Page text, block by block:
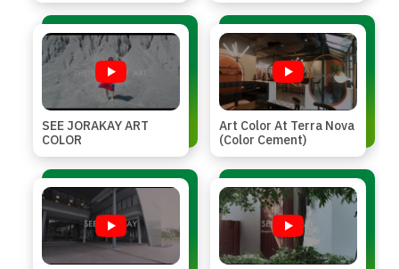
SEE JORAKAY ART
COLOR
Art Color At Terra Nova
(Color Cement)